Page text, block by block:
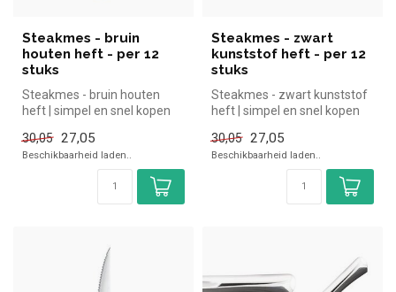
Steakmes - bruin
houten heft - per 12
stuks
Steakmes - bruin houten
heft | simpel en snel kopen
30,05 27,05
Beschikbaarheid laden..
Steakmes - zwart
kunststof heft - per 12
stuks
Steakmes - zwart kunststof
heft | simpel en snel kopen
30,05 27,05
Beschikbaarheid laden..